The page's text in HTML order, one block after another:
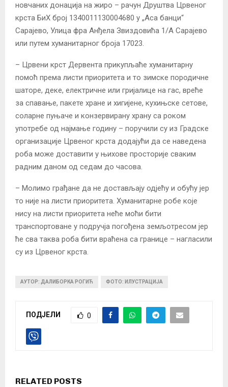
новчаних донација на жиро – рачун Друштва Црвеног
крста БиХ број 1340011130004680 у „Аса банци“
Сарајево, Улица фра Анђела Звиздовића 1/A Сарајево
или путем хуманитарног броја 17023.
– Црвени крст Дервента прикупљаће хуманитарну
помоћ према листи приоритета и то зимске породичне
шаторе, деке, електричне или гријалице на гас, вреће
за спавање, пакете хране и хигијене, кухињске сетове,
соларне пуњаче и конзервирану храну са роком
употребе од најмање годину – поручили су из Градске
организације Црвеног крста додајући да се наведена
роба може доставити у њихове просторије сваким
радним даном од седам до часова.
– Молимо грађане да не достављају одјећу и обућу јер
то није на листи приоритета. Хуманитарне робе које
нису на листи приоритета неће моћи бити
транспортоване у подручја погођена земљотресом јер
ће сва таква роба бити враћена са границе – нагласили
су из Црвеног крста.
АУТОР: ДАЛИБОРКА РОГИЋ ФОТО: ИЛУСТРАЦИЈА
ПОДЈЕЛИ 0
RELATED POSTS